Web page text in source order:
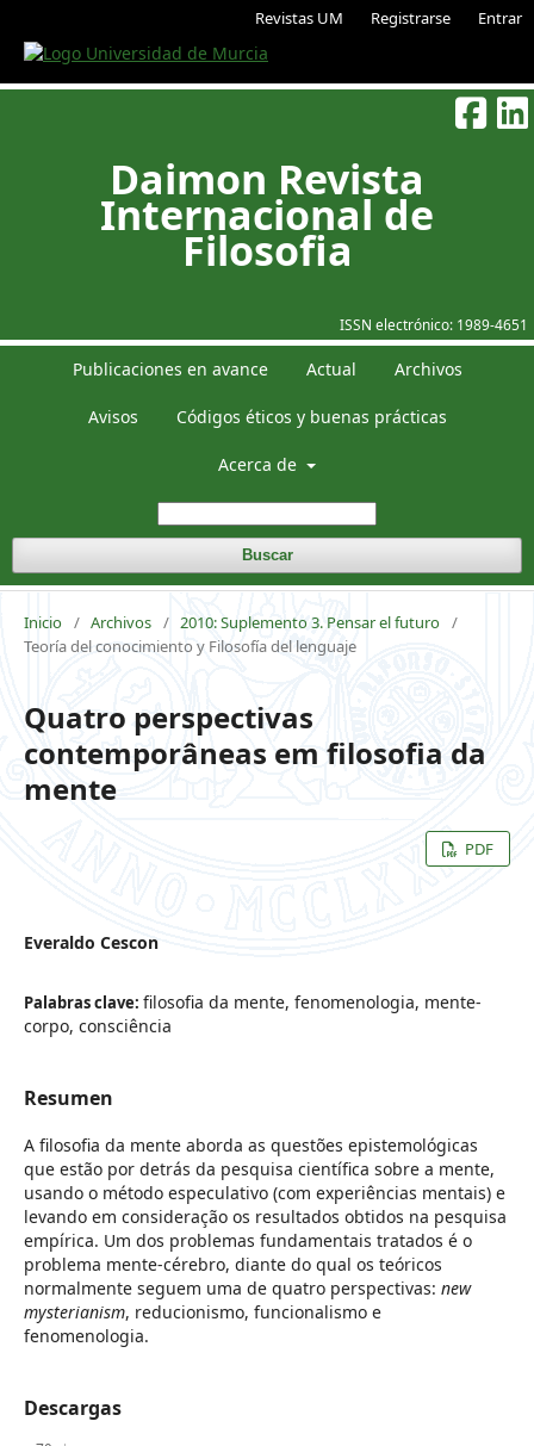
Revistas UM Registrarse Entrar
ISSN electrónico: 1989-4651
Daimon Revista
Internacional de
Filosofia
Publicaciones en avance Actual Archivos
Avisos Códigos éticos y buenas prácticas
Acerca de
Buscar
Inicio / Archivos / 2010: Suplemento 3. Pensar el futuro /
Teoría del conocimiento y Filosofía del lenguaje
Quatro perspectivas
contemporâneas em filosofia da
mente
PDF
Everaldo Cescon
Palabras clave: filosofia da mente, fenomenologia, mente-
corpo, consciência
Resumen
A filosofia da mente aborda as questões epistemológicas
que estão por detrás da pesquisa científica sobre a mente,
usando o método especulativo (com experiências mentais) e
levando em consideração os resultados obtidos na pesquisa
empírica. Um dos problemas fundamentais tratados é o
problema mente-cérebro, diante do qual os teóricos
normalmente seguem uma de quatro perspectivas: new
mysterianism, reducionismo, funcionalismo e
fenomenologia.
Descargas